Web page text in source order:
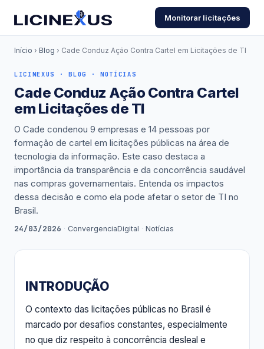
Monitorar licitações
Início › Blog › Cade Conduz Ação Contra Cartel em Licitações de TI
LICINEXUS · BLOG · NOTÍCIAS
Cade Conduz Ação Contra Cartel
em Licitações de TI
O Cade condenou 9 empresas e 14 pessoas por
formação de cartel em licitações públicas na área de
tecnologia da informação. Este caso destaca a
importância da transparência e da concorrência saudável
nas compras governamentais. Entenda os impactos
dessa decisão e como ela pode afetar o setor de TI no
Brasil.
24/03/2026 · ConvergenciaDigital · Notícias
INTRODUÇÃO
O contexto das licitações públicas no Brasil é
marcado por desafios constantes, especialmente
no que diz respeito à concorrência desleal e